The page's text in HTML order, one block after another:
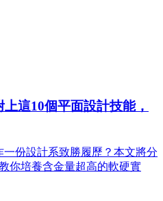
這10個平面設計技能，
份設計系致勝履歷？本文將分
你培養含金量超高的軟硬實